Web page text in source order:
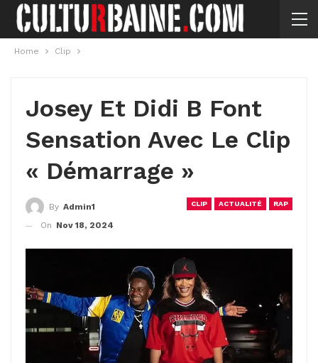
Home Clip
Josey Et Didi B Font
Sensation Avec Le Clip
« Démarrage »
CLIP ACTUALITÉ RAP
By Admin1
On Nov 18, 2024